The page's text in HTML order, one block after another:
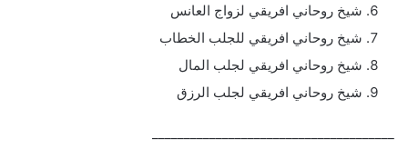
شيخ روحاني افريقي لزواج العانس
شيخ روحاني افريقي للجلب الخطاب
شيخ روحاني افريقي لجلب المال
شيخ روحاني افريقي لجلب الرزق